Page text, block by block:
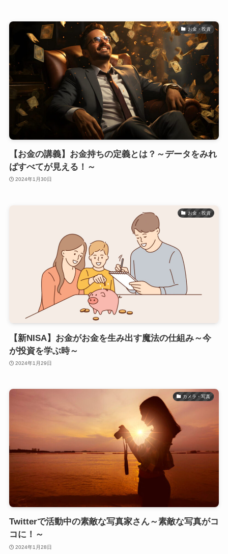
お金・投資
【お金の講義】お金持ちの定義とは？～データをみれ
ばすべてが見える！～
2024年1月30日
お金・投資
【新NISA】お金がお金を生み出す魔法の仕組み～今
が投資を学ぶ時～
2024年1月29日
カメラ・写真
Twitterで活動中の素敵な写真家さん～素敵な写真がコ
コに！～
2024年1月28日